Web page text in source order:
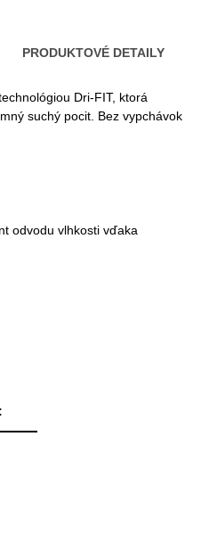
PRODUKTOVÉ DETAILY
Dri-FIT, ktorá
suchý pocit. Bez vypchávok
odvodu vlhkosti vďaka